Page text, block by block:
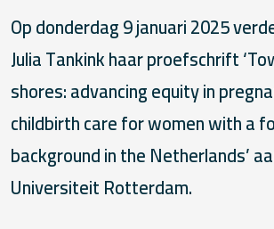
Op donderdag 9 januari 2025
Julia Tankink haar proefschrift
shores: advancing equity in
childbirth care for women with a
background in the Netherlands’
Universiteit Rotterdam.